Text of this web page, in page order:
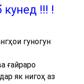
!!! !
гуногун
ғайраро
як нигоҳ аз